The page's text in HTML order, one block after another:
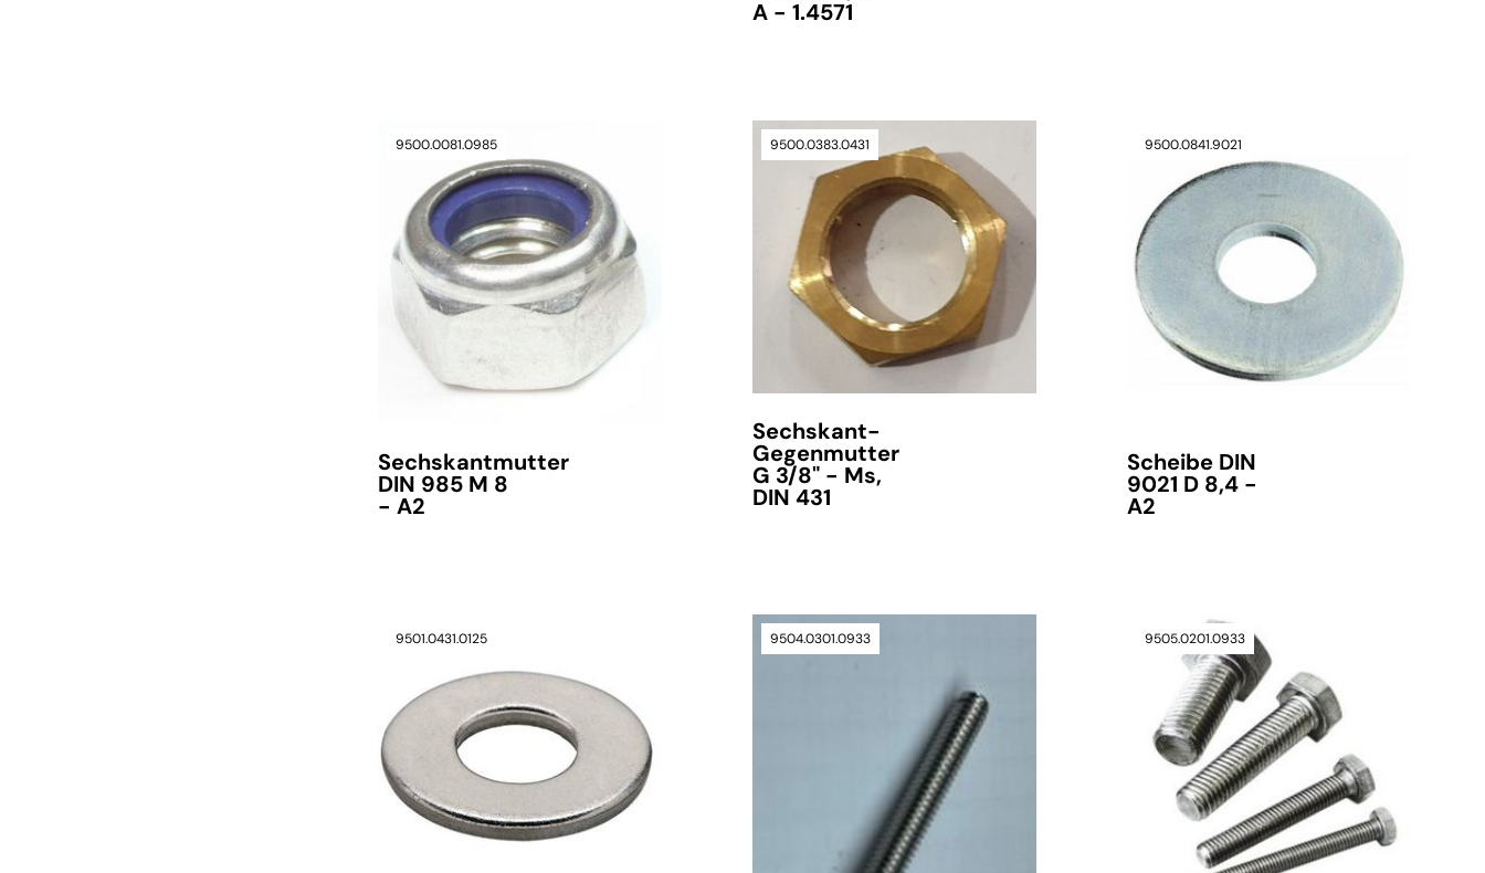
A - 1.4571
9500.0081.0985
verfügbar
Sechskantmutter
DIN 985 M 8
- A2
9500.0383.0431
verfügbar
Sechskant-
Gegenmutter
G 3/8" - Ms,
DIN 431
9500.0841.9021
verfügbar
Scheibe DIN
9021 D 8,4 -
A2
9501.0431.0125 9504.0301.0933 9505.0201.0933